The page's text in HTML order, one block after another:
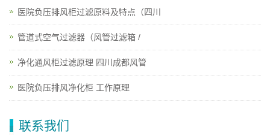
医院负压排风柜过滤原料及特点（四川
管道式空气过滤器（风管过滤箱 /
净化通风柜过滤原理 四川成都风管
医院负压排风净化柜 工作原理
联系我们